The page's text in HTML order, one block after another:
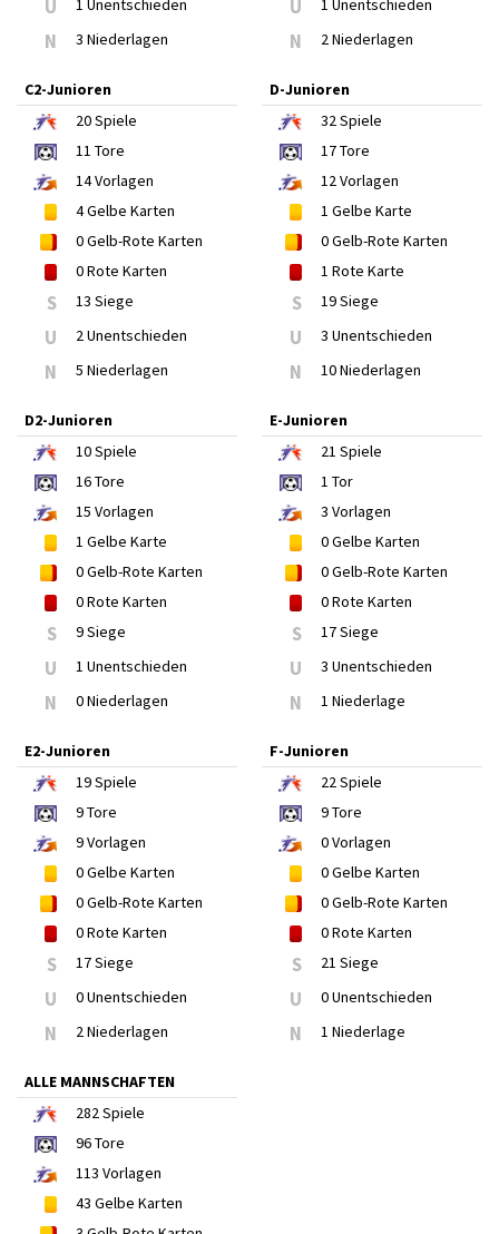
U 1 Unentschieden
N 3 Niederlagen
U 1 Unentschieden
N 2 Niederlagen
C2-Junioren
20Spiele
11 Tore
14Vorlagen
4Gelbe Karten
0Gelb-Rote Karten
0Rote Karten
S 13 Siege
U 2 Unentschieden
N 5 Niederlagen
D-Junioren
32Spiele
17Tore
12Vorlagen
1 Gelbe Karte
0Gelb-Rote Karten
1 Rote Karte
S 19 Siege
U 3 Unentschieden
N 10 Niederlagen
D2-Junioren
10Spiele
16Tore
15 Vorlagen
1 Gelbe Karte
0Gelb-Rote Karten
0Rote Karten
S 9 Siege
U 1 Unentschieden
N 0 Niederlagen
E-Junioren
21 Spiele
1 Tor
3 Vorlagen
0Gelbe Karten
0Gelb-Rote Karten
0Rote Karten
S 17 Siege
U 3 Unentschieden
N 1 Niederlage
E2-Junioren
19Spiele
9Tore
9Vorlagen
0Gelbe Karten
0Gelb-Rote Karten
0Rote Karten
S 17 Siege
U 0 Unentschieden
N 2 Niederlagen
F-Junioren
22Spiele
9Tore
0Vorlagen
0Gelbe Karten
0Gelb-Rote Karten
0Rote Karten
S 21 Siege
U 0 Unentschieden
N 1 Niederlage
ALLE MANNSCHAFTEN
282Spiele
96Tore
113 Vorlagen
43 Gelbe Karten